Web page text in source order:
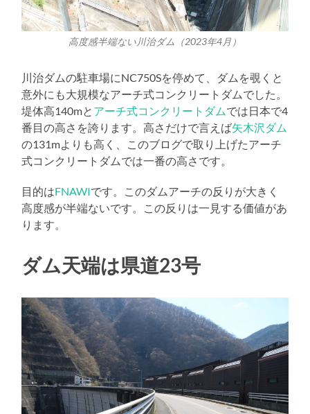
高度感半端ない川治ダム（2023年4月）
川治ダムの駐車場にNC750Sを停めて、ダムを覗くと
意外にも大規模なアーチ式コンクリートダムでした。
堤体高140mと アーチ式コンクリートダムでは日本で4
番目の高さを誇ります。高さだけで言えば矢木沢ダム
の131mよりも高く、このブログで取り上げたアーチ
式コンクリートダムでは一番の高さです。
目的はFNAWIです。このダムアーチの反りが大きく
高度感が半端ないです。この反りは一見する価値があ
ります。
ダム天端は県道23号